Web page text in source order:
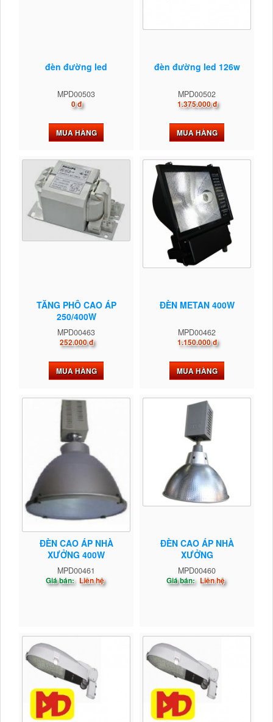
đèn đường led
MPD00503
0 đ
MUA HÀNG
đèn đường led 126w
MPD00502
1.375.000 đ
MUA HÀNG
TĂNG PHÔ CAO ÁP
250/400W
MPD00463
252.000 đ
MUA HÀNG
ĐÈN METAN 400W
MPD00462
1.150.000 đ
MUA HÀNG
ĐÈN CAO ÁP NHÀ
XƯỞNG 400W
MPD00461
Giá bán: Liên hệ
ĐÈN CAO ÁP NHÀ
XƯỞNG
MPD00460
Giá bán: Liên hệ